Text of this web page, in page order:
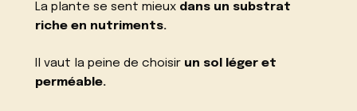
La plante se sent mieux dans un substrat
riche en nutriments.
Il vaut la peine de choisir un sol léger et
perméable.